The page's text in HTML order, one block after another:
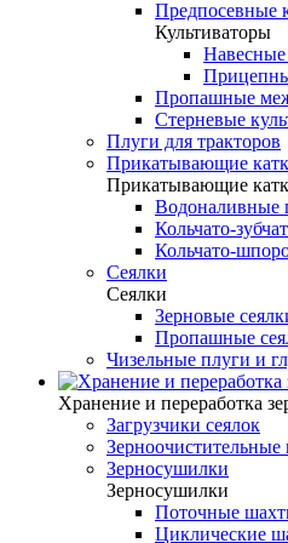
Предпосевные
Культиваторы
Навесные
Пропашные
Стерневые
Плуги для тракторов
Прикатывающие
Прикатывающие
Водоналивные
Кольчато-
Кольчато-
Сеялки
Сеялки
Зерновые
Пропашные
Чизельные плуги и
Хранение и переработка
Загрузчики сеялок
Зерносушилки
Зерносушилки
Поточные
Циклические